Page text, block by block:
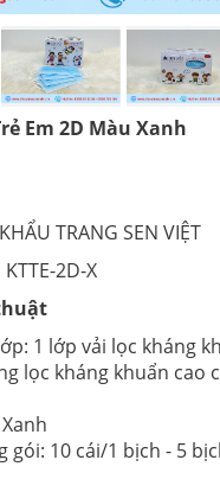
Em 2D Màu Xanh
TRANG SEN VIỆT
2D-X
1 lớp vải lọc kháng
lọc kháng khuẩn cao
gói: 10 cái/1 bịch - 5